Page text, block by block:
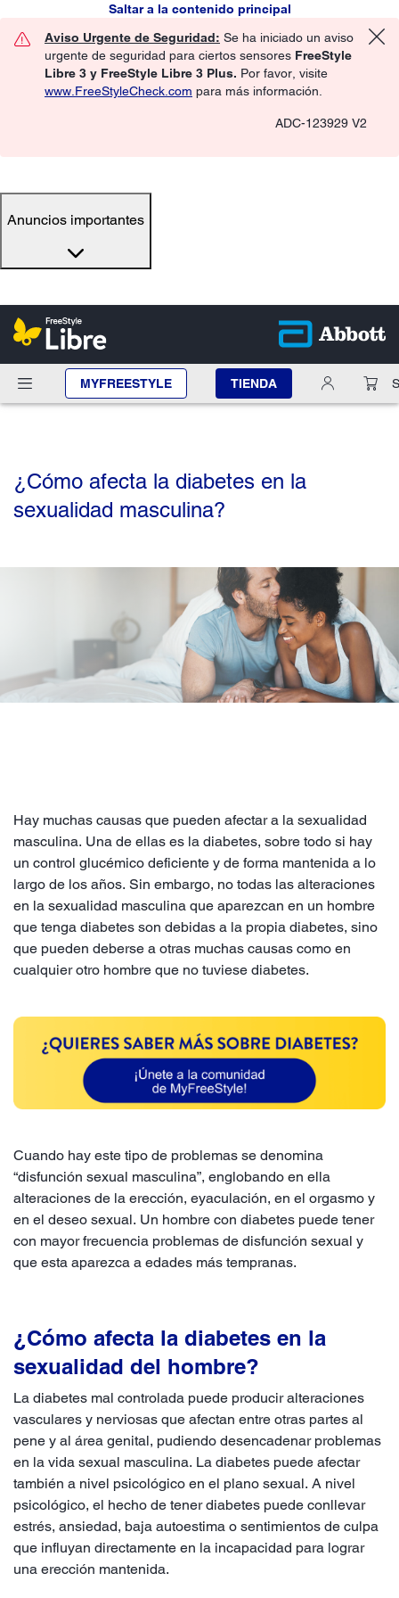
Saltar a la contenido principal
Aviso Urgente de Seguridad: Se ha iniciado un aviso
urgente de seguridad para ciertos sensores FreeStyle
Libre 3 y FreeStyle Libre 3 Plus. Por favor, visite
www.FreeStyleCheck.com para más información.
ADC-123929 V2
Anuncios importantes
MYFREESTYLE TIENDA
¿Cómo afecta la diabetes en la
sexualidad masculina?
Hay muchas causas que pueden afectar a la sexualidad
masculina. Una de ellas es la diabetes, sobre todo si hay
un control glucémico deficiente y de forma mantenida a lo
largo de los años. Sin embargo, no todas las alteraciones
en la sexualidad masculina que aparezcan en un hombre
que tenga diabetes son debidas a la propia diabetes, sino
que pueden deberse a otras muchas causas como en
cualquier otro hombre que no tuviese diabetes.
Cuando hay este tipo de problemas se denomina
“disfunción sexual masculina”, englobando en ella
alteraciones de la erección, eyaculación, en el orgasmo y
en el deseo sexual. Un hombre con diabetes puede tener
con mayor frecuencia problemas de disfunción sexual y
que esta aparezca a edades más tempranas.
¿Cómo afecta la diabetes en la
sexualidad del hombre?
La diabetes mal controlada puede producir alteraciones
vasculares y nerviosas que afectan entre otras partes al
pene y al área genital, pudiendo desencadenar problemas
en la vida sexual masculina. La diabetes puede afectar
también a nivel psicológico en el plano sexual. A nivel
psicológico, el hecho de tener diabetes puede conllevar
estrés, ansiedad, baja autoestima o sentimientos de culpa
que influyan directamente en la incapacidad para lograr
una erección mantenida.